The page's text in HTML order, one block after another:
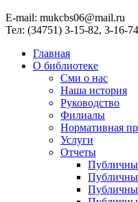
Е-mail: mukcbs06@mail.ru
Тел: (34751) 3-15-82, 3-16-74
Главная
О библиотеке
Сми о нас
Наша история
Руководство
Филиалы
Нормативная
Услуги
Отчеты